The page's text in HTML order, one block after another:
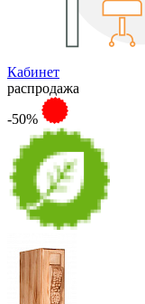
Кабинет
распродажа
-50%